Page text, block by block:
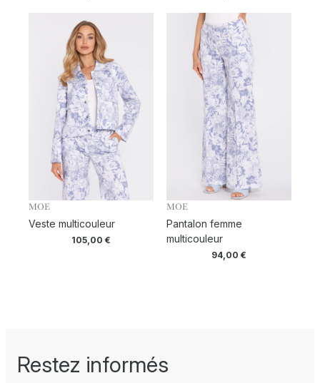
MOE
Veste multicouleur
105,00€
MOE
Pantalon femme
multicouleur
94,00 €
Restez informés